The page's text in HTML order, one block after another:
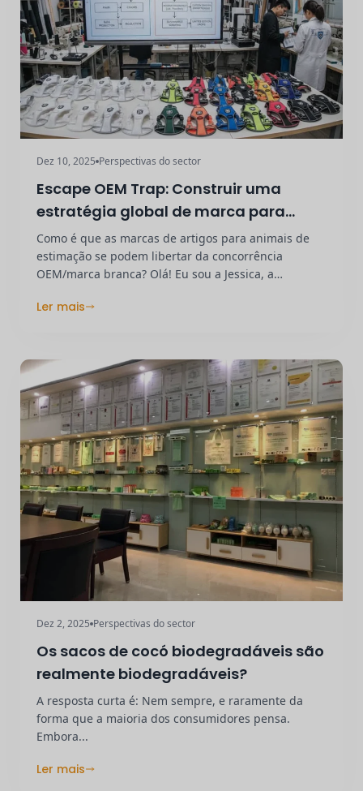
Dez 10, 2025 Perspectivas do sector
Escape OEM Trap: Construir uma
estratégia global de marca para
animais de estimação
Como é que as marcas de artigos para animais de
estimação se podem libertar da concorrência
OEM/marca branca? Olá! Eu sou a Jessica, a
Ler mais
Dez 2, 2025 Perspectivas do sector
Os sacos de cocó biodegradáveis são
realmente biodegradáveis?
A resposta curta é: Nem sempre, e raramente da
forma que a maioria dos consumidores pensa.
Embora...
Ler mais